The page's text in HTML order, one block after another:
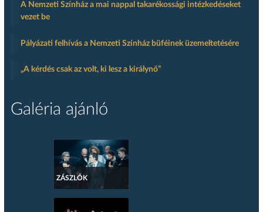
A Nemzeti Színház a mai nappal takarékossági intézkedéseket
vezet be
Pályázati felhívás a Nemzeti Színház büféinek üzemeltetésére
„A kérdés csak az volt, ki lesz a királynő”
Galéria ajánló
ZÁSZLÓK